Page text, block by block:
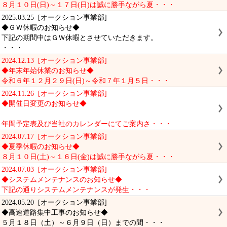
８月１０日(日)～１７日(日)は誠に勝手ながら夏・・・
2025.03.25 [オークション事業部]
◆ＧＷ休暇のお知らせ◆
下記の期間中はＧＷ休暇とさせていただきます。
・・・
2024.12.13 [オークション事業部]
◆年末年始休業のお知らせ◆
令和６年１２月２９日(日)～令和７年１月５日・・・
2024.11.26 [オークション事業部]
◆開催日変更のお知らせ◆
年間予定表及び当社のカレンダーにてご案内さ・・・
2024.07.17 [オークション事業部]
◆夏季休暇のお知らせ◆
８月１０日(土)～１６日(金)は誠に勝手ながら夏・・・
2024.07.03 [オークション事業部]
◆システムメンテナンスのお知らせ◆
下記の通りシステムメンテナンスが発生・・・
2024.05.20 [オークション事業部]
◆高速道路集中工事のお知らせ◆
５月１８日（土）～６月９日（日）までの間・・・